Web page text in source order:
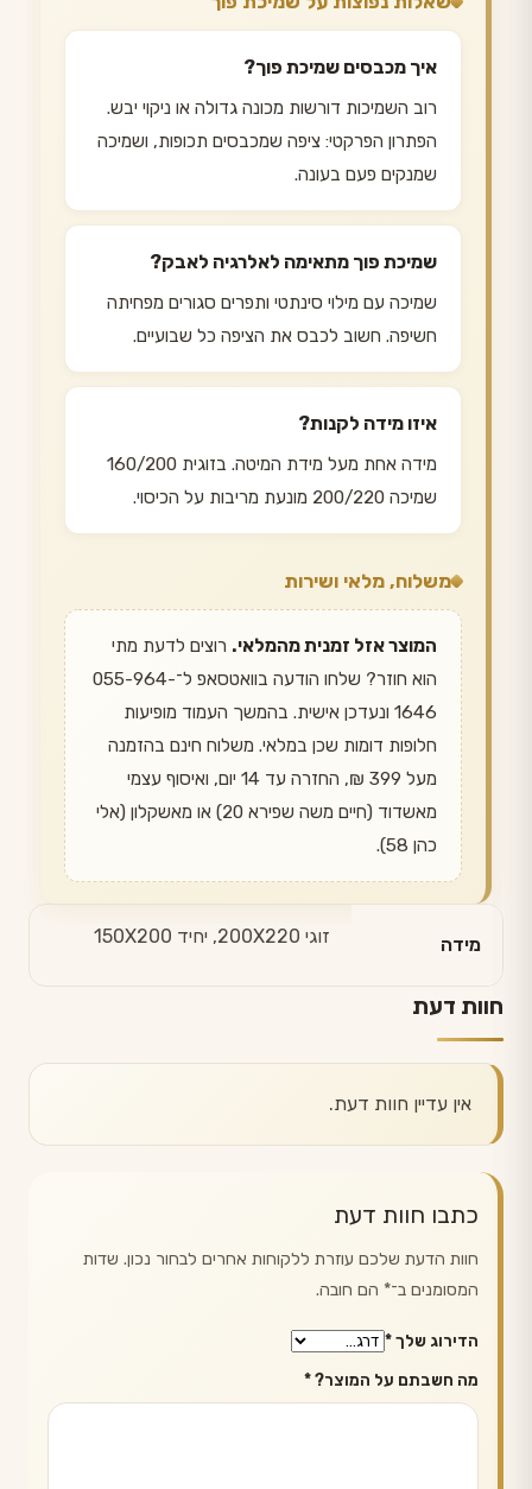
איך מכבסים שמיכת פוך?
רוב השמיכות דורשות מכונה גדולה או ניקוי יבש.
הפתרון הפרקטי: ציפה שמכבסים תכופות, ושמיכה
שמנקים פעם בעונה.
שמיכת פוך מתאימה לאלרגיה לאבק?
שמיכה עם מילוי סינתטי ותפרים סגורים מפחיתה
חשיפה. חשוב לכבס את הציפה כל שבועיים.
איזו מידה לקנות?
מידה אחת מעל מידת המיטה. בזוגית 160/200
שמיכה 200/220 מונעת מריבות על הכיסוי.
משלוח, מלאי ושירות
המוצר אזל זמנית מהמלאי. רוצים לדעת מתי
הוא חוזר? שלחו הודעה בוואטסאפ ל־055-964-
1646 ונעדכן אישית. בהמשך העמוד מופיעות
חלופות דומות שכן במלאי. משלוח חינם בהזמנה
מעל 399 ₪, החזרה עד 14 יום, ואיסוף עצמי
מאשדוד (חיים משה שפירא 20) או מאשקלון (אלי
כהן 58).
מידה זוגי 200X220, יחיד 150X200
חוות דעת
אין עדיין חוות דעת.
כתבו חוות דעת
חוות הדעת שלכם עוזרת ללקוחות אחרים לבחור נכון. שדות
המסומנים ב־* הם חובה.
הדירוג שלך*
מה חשבתם על המוצר?*